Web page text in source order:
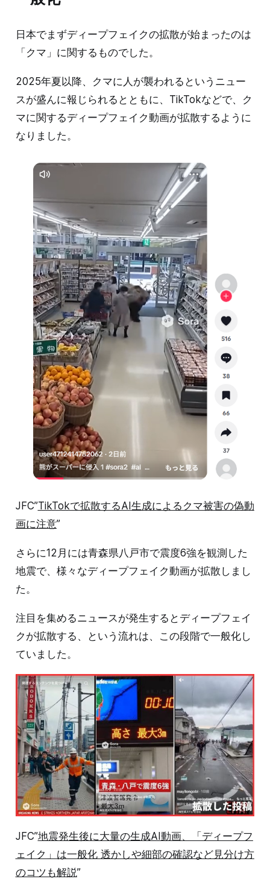
日本でまずディープフェイクの拡散が始まったのは
「クマ」に関するものでした。
2025年夏以降、クマに人が襲われるというニュー
スが盛んに報じられるとともに、TikTokなどで、ク
マに関するディープフェイク動画が拡散するように
なりました。
JFC”TikTokで拡散するAI生成によるクマ被害の偽動
画に注意”
さらに12月には青森県八戸市で震度6強を観測した
地震で、様々なディープフェイク動画が拡散しまし
た。
注目を集めるニュースが発生するとディープフェイ
クが拡散する、という流れは、この段階で一般化し
ていました。
JFC”地震発生後に大量の生成AI動画、「ディープフ
ェイク」は一般化 透かしや細部の確認など見分け方
のコツも解説”